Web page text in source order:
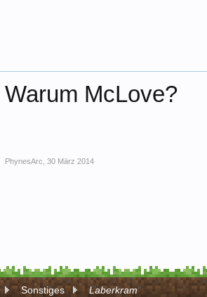
Warum McLove?
PhynesArc 30 März 2014
Sonstiges Laberkram